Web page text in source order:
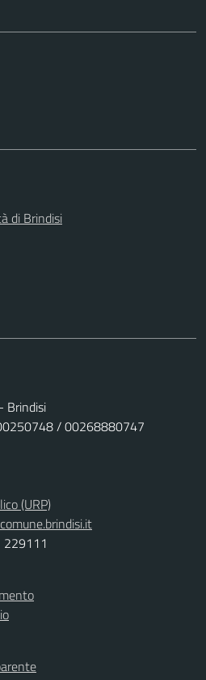
di Brindisi
Brindisi
/ 00268880747
(URP)
229111